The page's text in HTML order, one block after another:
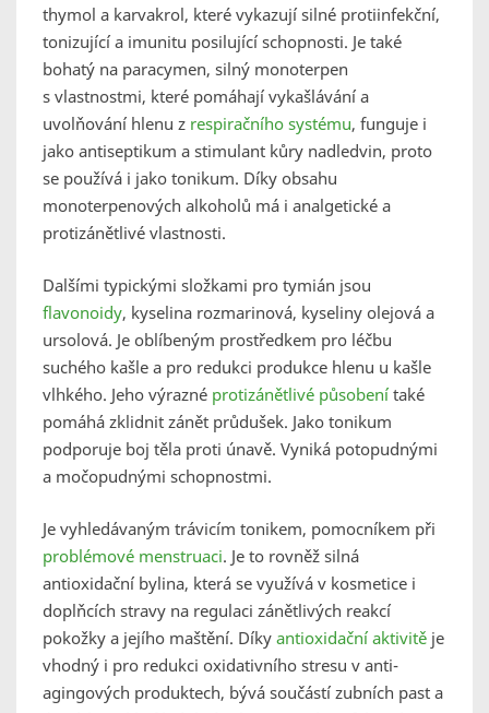
thymol a karvakrol, které vykazují silné protiinfekční,
tonizující a imunitu posilující schopnosti. Je také
bohatý na paracymen, silný monoterpen
s vlastnostmi, které pomáhají vykašlávání a
uvolňování hlenu z respiračního systému, funguje i
jako antiseptikum a stimulant kůry nadledvin, proto
se používá i jako tonikum. Díky obsahu
monoterpenových alkoholů má i analgetické a
protizánětlivé vlastnosti.
Dalšími typickými složkami pro tymián jsou
flavonoidy, kyselina rozmarinová, kyseliny olejová a
ursolová. Je oblíbeným prostředkem pro léčbu
suchého kašle a pro redukci produkce hlenu u kašle
vlhkého. Jeho výrazné protizánětlivé působení také
pomáhá zklidnit zánět průdušek. Jako tonikum
podporuje boj těla proti únavě. Vyniká potopudnými
a močopudnými schopnostmi.
Je vyhledávaným trávicím tonikem, pomocníkem při
problémové menstruaci. Je to rovněž silná
antioxidační bylina, která se využívá v kosmetice i
doplňcích stravy na regulaci zánětlivých reakcí
pokožky a jejího maštění. Díky antioxidační aktivitě je
vhodný i pro redukci oxidativního stresu v anti-
agingových produktech, bývá součástí zubních past a